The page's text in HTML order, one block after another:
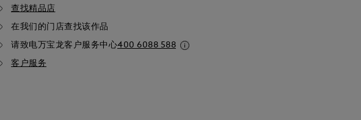
查找精品店
在我们的门店查找该作品
请致电万宝龙客户服务中心400 6088 588
客户服务